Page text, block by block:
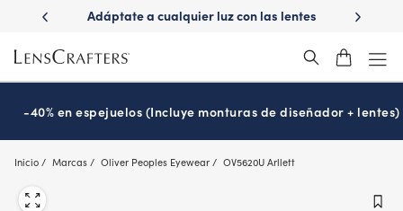
main
content
con
Adáptate a cualquier luz con las lentes
¿Es
-40% en espejuelos (Incluye monturas de diseñador + lentes)
Inicio Marcas Oliver Peoples Eyewear OV5620U Arllett